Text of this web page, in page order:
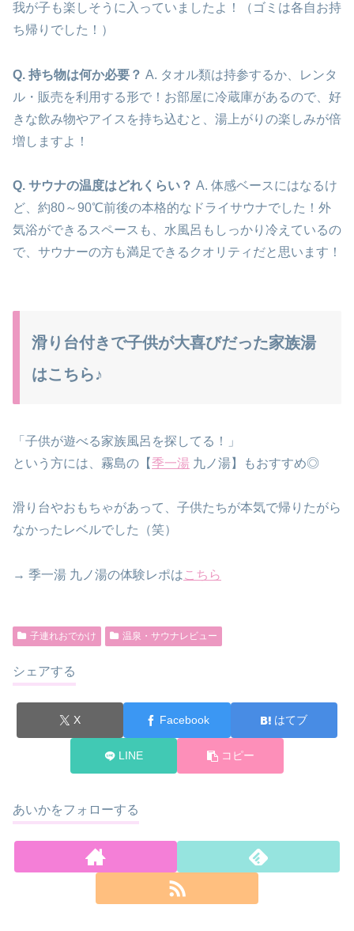
我が子も楽しそうに入っていましたよ！（ゴミは各自お持
ち帰りでした！）
Q. 持ち物は何か必要？ A. タオル類は持参するか、レンタ
ル・販売を利用する形で！お部屋に冷蔵庫があるので、好
きな飲み物やアイスを持ち込むと、湯上がりの楽しみが倍
増しますよ！
Q. サウナの温度はどれくらい？ A. 体感ベースにはなるけ
ど、約80～90℃前後の本格的なドライサウナでした！外
気浴ができるスペースも、水風呂もしっかり冷えているの
で、サウナーの方も満足できるクオリティだと思います！
滑り台付きで子供が大喜びだった家族湯
はこちら♪
「子供が遊べる家族風呂を探してる！」
という方には、霧島の【季一湯 九ノ湯】もおすすめ◎
滑り台やおもちゃがあって、子供たちが本気で帰りたがら
なかったレベルでした（笑）
→ 季一湯 九ノ湯の体験レポはこちら
子連れおでかけ 温泉・サウナレビュー
シェアする
X Facebook はてブ
LINE コピー
あいかをフォローする